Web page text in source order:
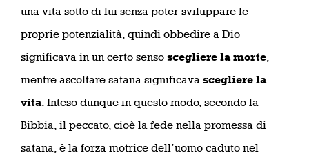
una vita sotto di lui senza poter sviluppare le
proprie potenzialità, quindi obbedire a Dio
significava in un certo senso scegliere la morte
mentre ascoltare satana significava scegliere la
vita. Inteso dunque in questo modo, secondo la
Bibbia, il peccato, cioè la fede nella promessa di
satana, è la forza motrice dell’uomo caduto nel